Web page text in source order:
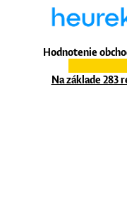
Hodnotenie
Na základe 283
It is a great shop where they